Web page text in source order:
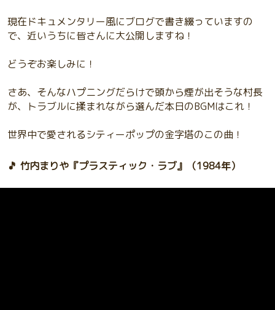
現在ドキュメンタリー風にブログで書き綴っていますの
で、近いうちに皆さんに大公開しますね！
どうぞお楽しみに！
さあ、そんなハプニングだらけで頭から煙が出そうな村長
が、トラブルに揉まれながら選んだ本日のBGMはこれ！
世界中で愛されるシティーポップの金字塔のこの曲！
🎵 竹内まりや『プラスティック・ラブ』（1984年）